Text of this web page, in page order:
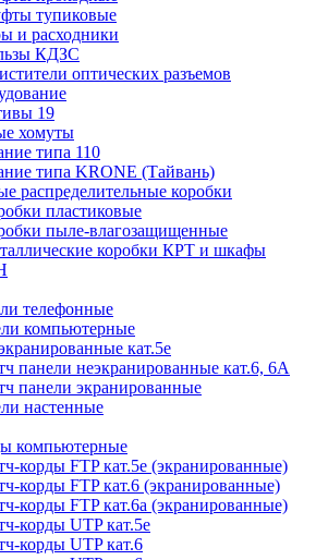
тупиковые
и расходники
КДЗС
оптических разъемов
19
хомуты
типа 110
типа KRONE (Тайвань)
распределительные коробки
пластиковые
пыле-влагозащищенные
коробки КРТ и шкафы
телефонные
компьютерные
кат.5е
панели неэкранированные кат.6, 6А
панели экранированные
настенные
компьютерные
корды FTP кат.5е (экранированные)
корды FTP кат.6 (экранированные)
корды FTP кат.6а (экранированные)
корды UTP кат.5е
корды UTP кат.6